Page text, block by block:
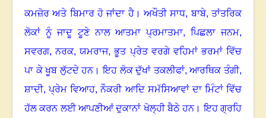
ਕਮਜ਼ੋਰ ਅਤੇ ਬਿਮਾਰ ਹੋ ਜਾਂਦਾ ਹੈ। ਅਖੌਤੀ ਸਾਧ,ਬਾਬੇ,ਤਾਂਤਰਿਕ
ਲੋਕਾਂ ਨੂੰ ਜਾਦੂ ਟੂਣੇ ਨਾਲ ਆਤਮਾ ਪ੍ਰਮਾਤਮਾ,ਪਿਛਲਾ ਜਨਮ,
ਸਵਰਗ,ਨਰਕ,ਯਮਰਾਜ,ਭੂਤ ਪ੍ਰੇਤ ਵਰਗੇ ਵਹਿਮਾਂ ਭਰਮਾਂ ਵਿੱਚ
ਪਾ ਕੇ ਖੂਬ ਲੁੱਟਦੇ ਹਨ। ਇਹ ਲੋਕ ਦੁੱਖਾਂ ਤਕਲੀਫਾਂ,ਆਰਥਿਕ ਤੰਗੀ,
ਸ਼ਾਦੀ,ਪ੍ਰੇਮ ਵਿਆਹ,ਨੌਕਰੀ ਆਦਿ ਸਮੱਸਿਆਵਾਂ ਦਾ ਮਿੰਟਾਂ ਵਿੱਚ
ਹੱਲ ਕਰਨ ਲਈ ਆਪਣੀਆਂ ਦੁਕਾਨਾਂ ਖੋਲ੍ਹੀ ਬੈਠੇ ਹਨ। ਇਹ ਗ੍ਰਹਿ